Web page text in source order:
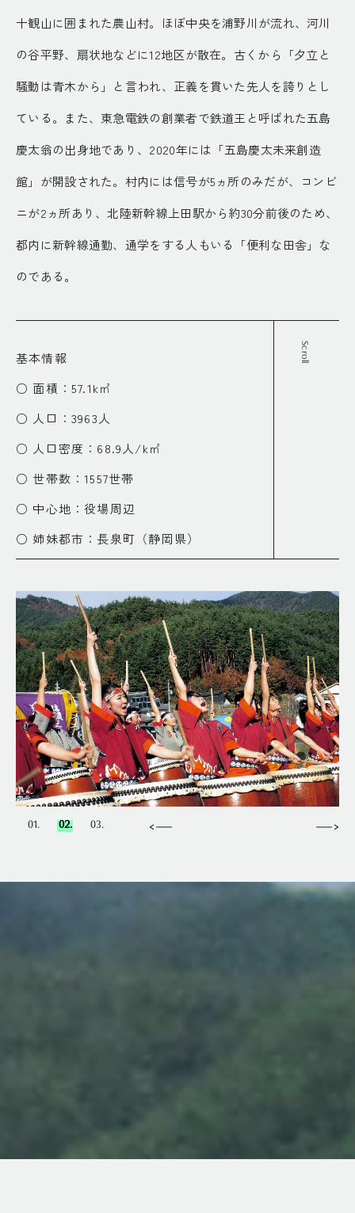
十観山に囲まれた農山村。ほぼ中央を浦野川が流れ、河川
の谷平野、扇状地などに12地区が散在。古くから「夕立と
騒動は青木から」と言われ、正義を貫いた先人を誇りとし
ている。また、東急電鉄の創業者で鉄道王と呼ばれた五島
慶太翁の出身地であり、2020年には「五島慶太未来創造
館」が開設された。村内には信号が5ヵ所のみだが、コンビ
ニが2ヵ所あり、北陸新幹線上田駅から約30分前後のため、
都内に新幹線通勤、通学をする人もいる「便利な田舎」な
のである。
基本情報
○ 面積：57.1k㎡
○ 人口：3963人
○ 人口密度：68.9人/k㎡
○ 世帯数：1557世帯
○ 中心地：役場周辺
○ 姉妹都市：長泉町（静岡県）
沢川、浦野川、湯川、 沓掛川、 阿鳥川
○ 基幹産業：農業
○ 花：アイリス
○ 木：ネズミサシ
自然
○ 標高差：500m～850m
Scroll
01. 02. 03.